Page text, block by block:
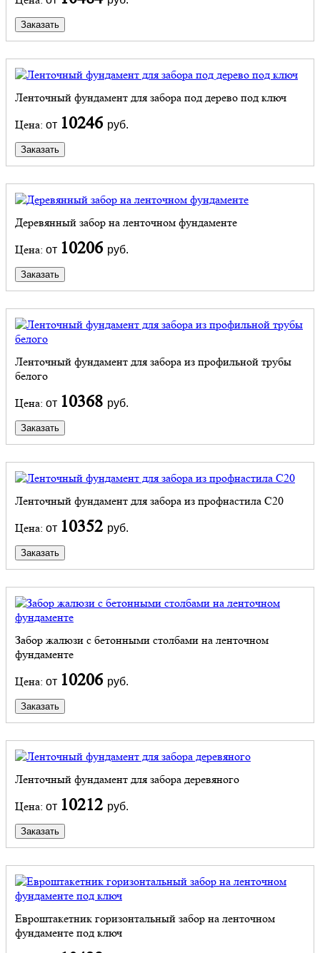
Заказать
Ленточный фундамент для забора под дерево под ключ
Цена: от 10246 руб.
Заказать
Деревянный забор на ленточном фундаменте
Цена: от 10206 руб.
Заказать
Ленточный фундамент для забора из профильной трубы
белого
Цена: от 10368 руб.
Заказать
Ленточный фундамент для забора из профнастила С20
Цена: от 10352 руб.
Заказать
Забор жалюзи с бетонными столбами на ленточном
фундаменте
Цена: от 10206 руб.
Заказать
Ленточный фундамент для забора деревяного
Цена: от 10212 руб.
Заказать
Евроштакетник горизонтальный забор на ленточном
фундаменте под ключ